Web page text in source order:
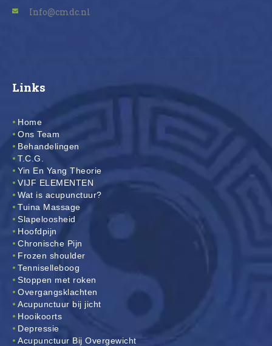
Info@cmdc.nl
Links
Home
Ons Team
Behandelingen
T.C.G.
Yin En Yang Theorie
VIJF ELEMENTEN
Wat is acupunctuur?
Tuina Massage
Slapeloosheid
Hoofdpijn
Chronische Pijn
Frozen shoulder
Tenniselleboog
Stoppen met roken
Overgangsklachten
Acupunctuur bij jicht
Hooikoorts
Depressie
Acupunctuur Bij Overgewicht